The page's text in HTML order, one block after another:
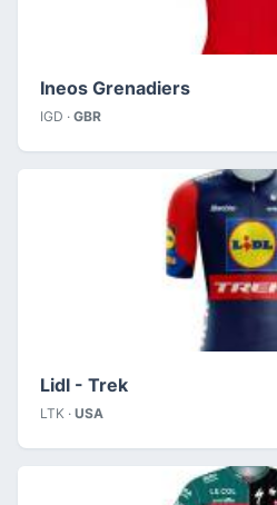
Ineos Grenadiers
IGD · GBR
Lidl - Trek
LTK · USA